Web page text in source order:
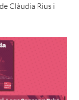
Clàudia Rius i